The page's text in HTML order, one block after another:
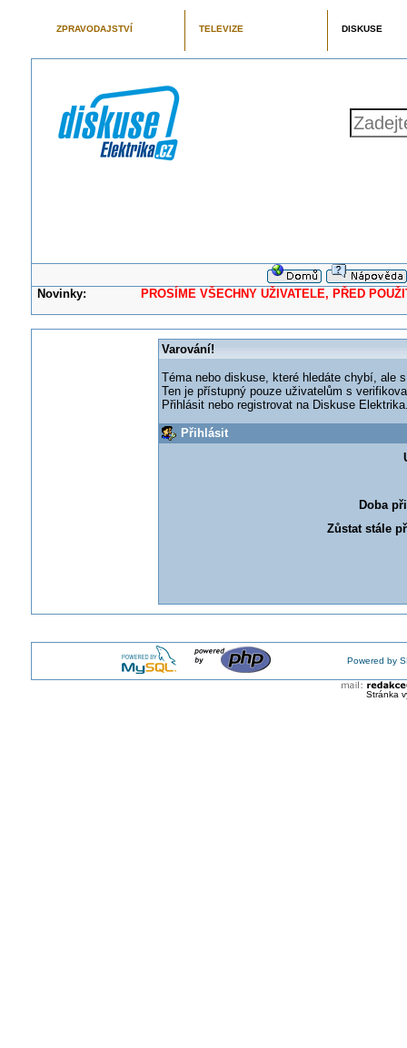
ZPRAVODAJSTVÍ TELEVIZE DISKUSE
Novinky: PROSÍME VŠECHNY UŽIVATELE, PŘED
Varování!
Téma nebo diskuse, které hledáte chybí, ale
Ten je přístupný pouze uživatelům s
Přihlásit nebo registrovat na Diskuse
Přihlásit
Doba
Zůstat stále
Powered by
Stránka